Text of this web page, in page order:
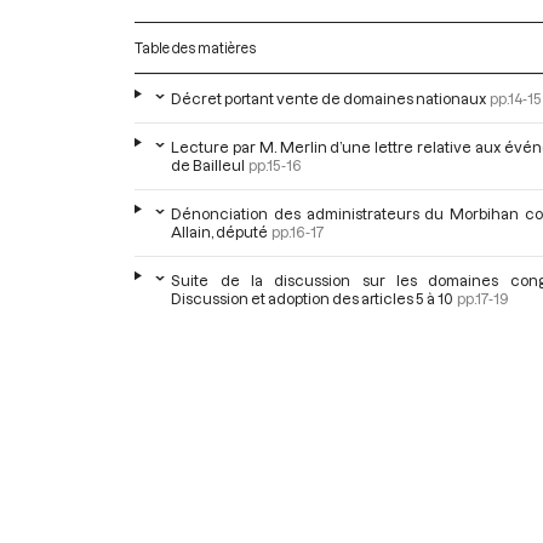
Table des matières
Décret portant vente de domaines nationaux pp.14-15
Lecture par M. Merlin d’une lettre relative aux
de Bailleul pp.15-16
Dénonciation des administrateurs du Morbihan
Allain, député pp.16-17
Suite de la discussion sur les domaines
Discussion et adoption des articles 5 à 10 pp.17-19